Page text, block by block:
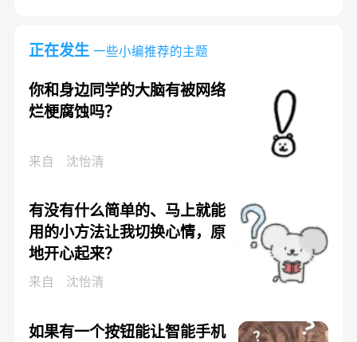
正在发生 一些小编推荐的主题
你和身边同学的大脑有被网络
烂梗腐蚀吗？
来自 沈怡清
有没有什么简单的、马上就能
用的小方法让我切换心情，原
地开心起来？
来自 沈怡清
如果有一个按钮能让智能手机